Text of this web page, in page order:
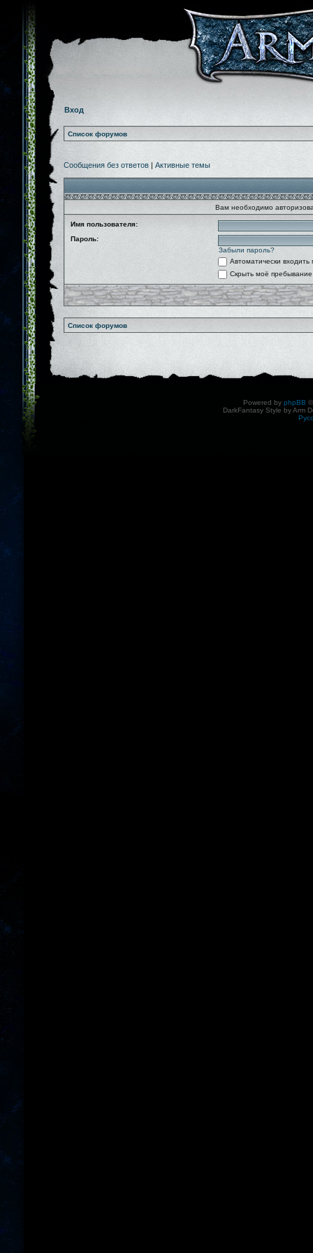
Вход
Список форумов
Сообщения без ответов | Активные темы
Вам необходимо
Имя пользователя:
Пароль:
Забыли пароль?
Автоматически
Скрыть моё
Список форумов
Powered by phpBB
DarkFantasy Style by Arm